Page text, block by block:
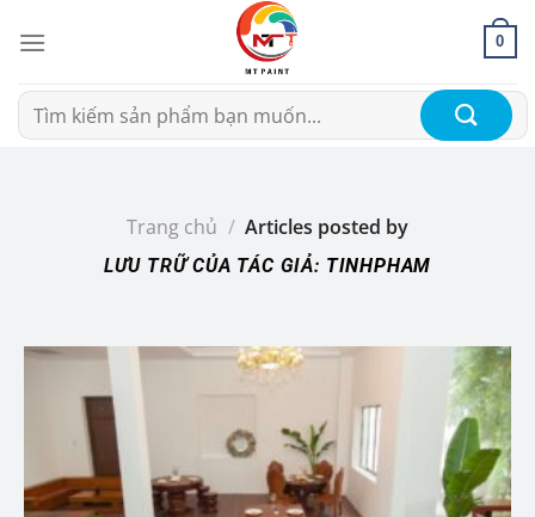
đến
dung
0
Tìm
kiếm:
Trang chủ / Articles posted by
LƯU TRỮ CỦA TÁC GIẢ: TINHPHAM